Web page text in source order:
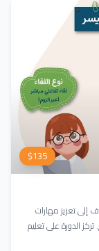
$135
إلى تعزيز مهارات
الدورة على تعليم
المتعلمين